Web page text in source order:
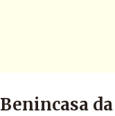
Benincasa